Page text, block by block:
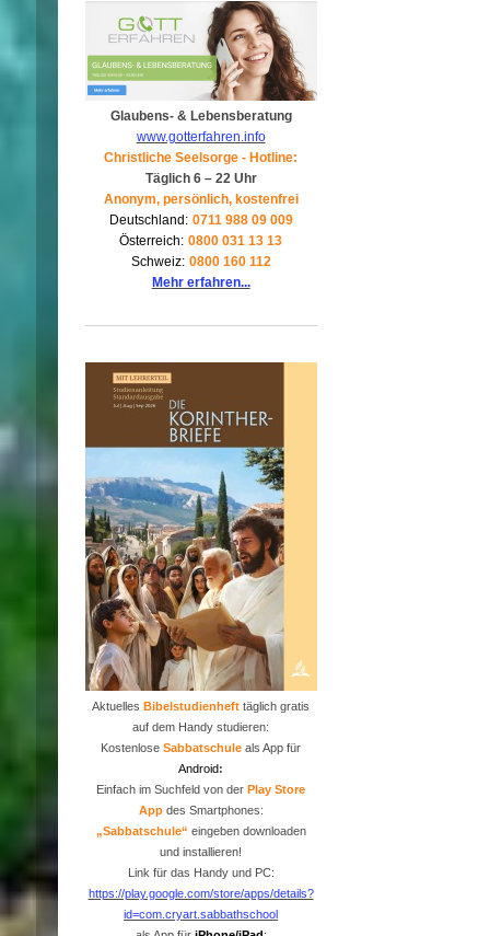
Glaubens- & Lebensberatung
www.gotterfahren.info
Christliche Seelsorge - Hotline:
Täglich 6 – 22 Uhr
Anonym, persönlich, kostenfrei
Deutschland: 0711 988 09 009
Österreich: 0800 031 13 13
Schweiz: 0800 160 112
Mehr erfahren...
Aktuelles Bibelstudienheft täglich gratis
auf dem Handy studieren:
KostenloseSabbatschule als App für
Android:
Einfach im Suchfeld von der P lay Store
Appdes Smartphones:
„Sabbatschule“ eingeben downloaden
und installieren!
Link für das Handy und PC:
https://play.google.com/store/apps/details?
id=com.cryart.sabbathschool